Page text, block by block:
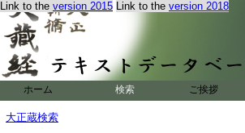
Link to the version 2015 Link to the version 2018
ホーム 検索 ご挨拶
大正蔵検索